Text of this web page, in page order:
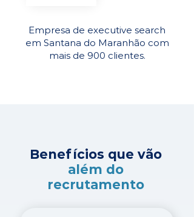
Empresa de executive search
em Santana do Maranhão com
mais de 900 clientes.
Benefícios que vão
além do
recrutamento